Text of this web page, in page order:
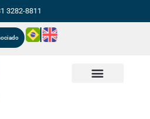
3282-8811